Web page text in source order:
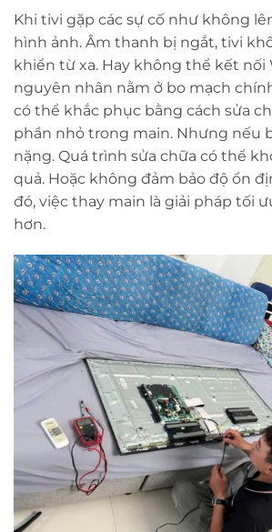
Khi tivi gặp các sự cố như không
hình ảnh. Âm thanh bị ngắt, tivi
khiển từ xa. Hay không thể kết nối
nguyên nhân nằm ở bo mạch
có thể khắc phục bằng cách sửa
phần nhỏ trong main. Nhưng nếu
nặng. Quá trình sửa chữa có thể
quả. Hoặc không đảm bảo độ ổn
đó, việc thay main là giải pháp tối
hơn.